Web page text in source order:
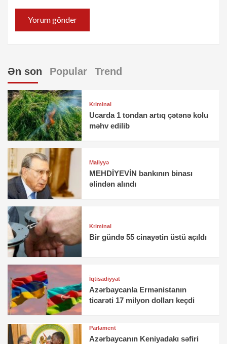
Ən son Popular Trend
Kriminal
Ucarda 1 tondan artıq çətənə kolu
məhv edilib
Maliyyə
MEHDİYEVİN bankının binası
əlindən alındı
Kriminal
Bir gündə 55 cinayətin üstü açıldı
İqtisadiyyat
Azərbaycanla Ermənistanın
ticarəti 17 milyon dolları keçdi
Parlament
Azərbaycanın Keniyadakı səfiri